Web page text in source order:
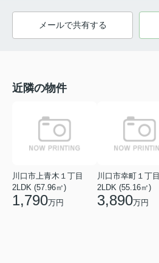
メールで共有する
近隣の物件
川口市上青木１丁目
2LDK (57.96㎡)
1,790万円
川口市幸町１丁目
2LDK (55.16㎡)
3,890万円